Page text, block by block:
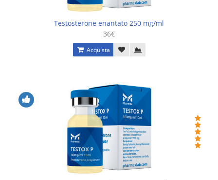
Testosterone enantato 250 mg/ml
36€
Acquista